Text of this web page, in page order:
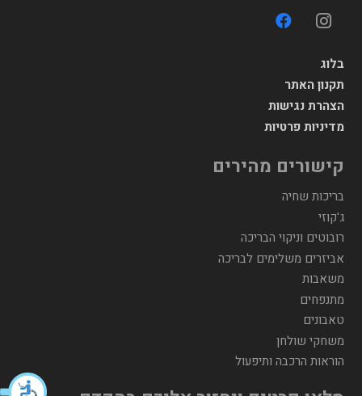
בלוג
תקנון האתר
הצהרת נגישות
מדיניות פרטיות
קישורים מהירים
בריכות שחיה
ג'קוזי
רובוטים וניקוי הבריכה
אביזרים משלימים לבריכה
משאבות
מתנפחים
טאבונים
משחקי שולחן
הוראות הרכבה ותיפעול